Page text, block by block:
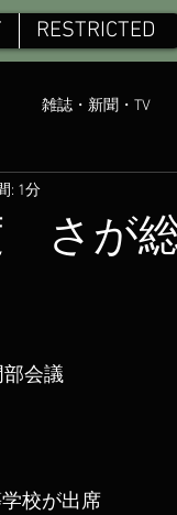
RESTRICTED
雑誌・新聞・TV
さが
: 1分
会議
校が出席